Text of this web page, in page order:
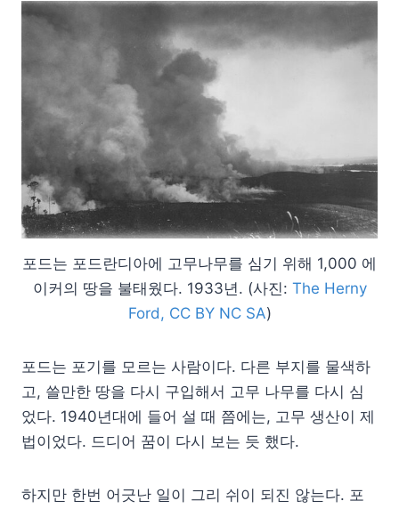
포드는 포드란디아에 고무나무를 심기 위해 1,000 에
이커의 땅을 불태웠다. 1933년. (사진: The Herny
Ford, CC BY NC SA)
포드는 포기를 모르는 사람이다. 다른 부지를 물색하
고, 쓸만한 땅을 다시 구입해서 고무 나무를 다시 심
었다. 1940년대에 들어 설 때 쯤에는, 고무 생산이 제
법이었다. 드디어 꿈이 다시 보는 듯 했다.
하지만 한번 어긋난 일이 그리 쉬이 되진 않는다. 포